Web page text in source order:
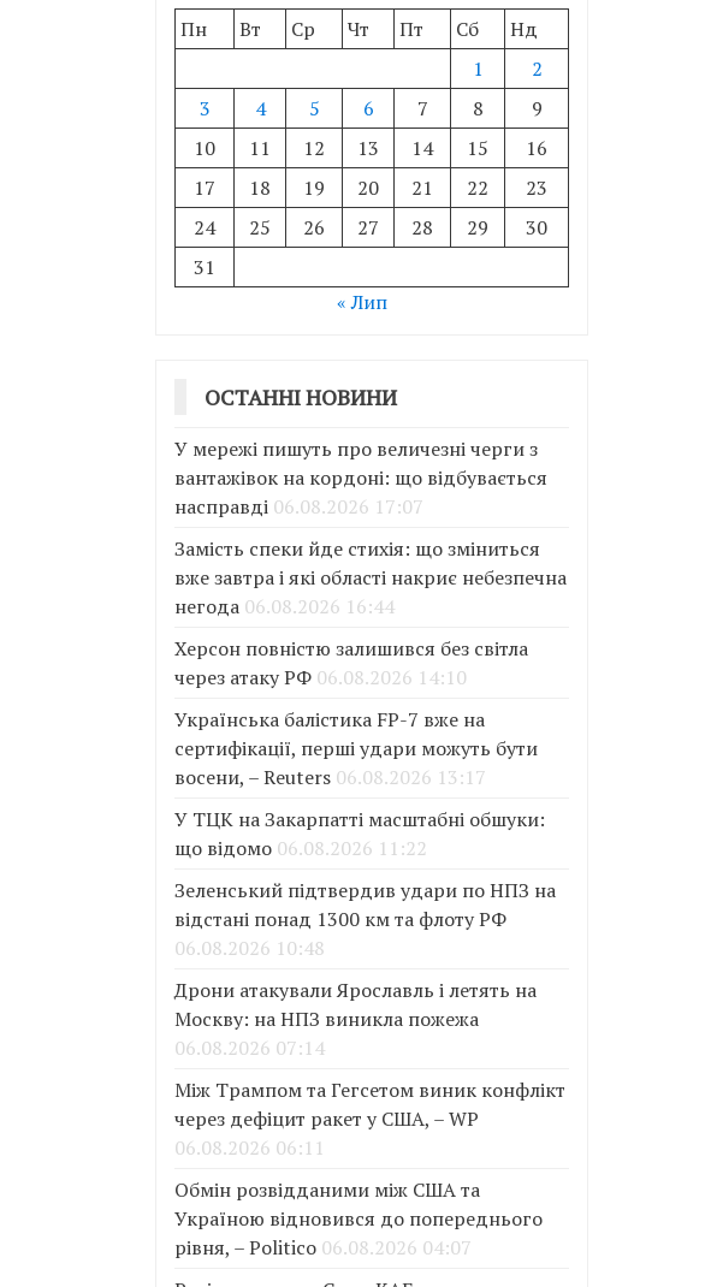
Пн
Вт Ср Чт Пт Сб
Нд
1
2
3
4 5 6 7 8
9
10
11 12 13 14 15
16
17
18 19 20 21 22
23
24
25 26 27 28 29
30
31
« Лип
ОСТАННІ НОВИНИ
У мережі пишуть про величезні черги з
вантажівок на кордоні: що відбувається
насправді 06.08.2026 17:07
Замість спеки йде стихія: що зміниться
вже завтра і які області накриє небезпечна
негода 06.08.2026 16:44
Херсон повністю залишився без світла
через атаку РФ 06.08.2026 14:10
Українська балістика FP-7 вже на
сертифікації, перші удари можуть бути
восени, – Reuters 06.08.2026 13:17
У ТЦК на Закарпатті масштабні обшуки:
що відомо 06.08.2026 11:22
Зеленський підтвердив удари по НПЗ на
відстані понад 1300 км та флоту РФ
06.08.2026 10:48
Дрони атакували Ярославль і летять на
Москву: на НПЗ виникла пожежа
06.08.2026 07:14
Між Трампом та Гегсетом виник конфлікт
через дефіцит ракет у США, – WP
06.08.2026 06:11
Обмін розвідданими між США та
Україною відновився до попереднього
рівня, – Politico 06.08.2026 04:07